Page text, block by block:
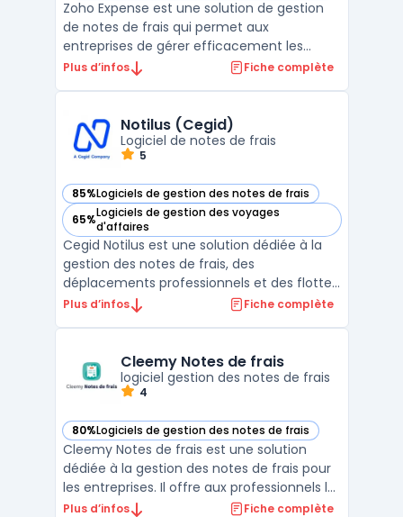
Zoho Expense est une solution de gestion
de notes de frais qui permet aux
entreprises de gérer efficacement les
remboursements de frais professionnels de
numérisation de reçus, la GED - Gestion
Electronique de Documents, ...
Plus d’infos Fiche complète
Notilus (Cegid)
Logiciel de notes de frais
5
85%Logiciels de gestion des notes de frais
— voir Notilus (Cegid) dans cette catégorie
65%Logiciels de gestion des voyages
d'affaires
— voir Notilus (Cegid) dans cette catégorie
Cegid Notilus est une solution dédiée à la
gestion des notes de frais, des
déplacements professionnels et des flottes
de véhicules. Avec plus de 2 millions
effort et sans papier. Les utilisateurs
peuvent scanne ...
Plus d’infos Fiche complète
Cleemy Notes de frais
logiciel gestion des notes de frais
4
80%Logiciels de gestion des notes de frais
— voir Cleemy Notes de frais dans cette catégorie
Cleemy Notes de frais est une solution
dédiée à la gestion des notes de frais pour
les entreprises. Il offre aux professionnels la
possibilité de suivre, valider et rembourser
Plus d’infos Fiche complète